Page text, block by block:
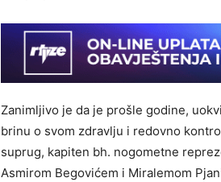
Zanimljivo je da je prošle godine,
brinu o svom zdravlju i redovno
suprug, kapiten bh. nogometne
Asmirom Begovićem i Miralemom